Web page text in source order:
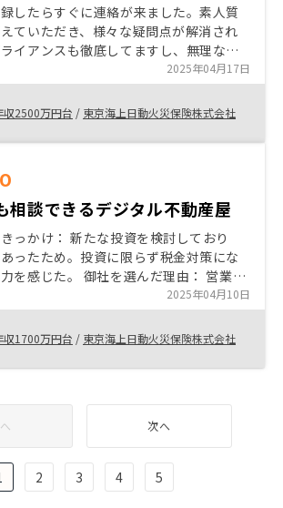
したらすぐに連絡が来ました。素人質
ていただき、様々な疑問点が解消され
イアンスも徹底してますし、無理な勧
がいいです。顧客の立場やニーズに合っ
ていただけます。信頼の蓄積が決め手
申し上げます。
2025年04月17日
収2500万円台 / 東京海上日動火災保険株式会社
相談できるデジタル不動産屋
っかけ： 新たな投資を検討しており
ったため。投資に限らず税金対策にな
を選んだ理由： 営業担
ィブな方が多い、親切丁寧な対応、アプ
すい等
2025年04月10日
収1700万円台 / 東京海上日動火災保険株式会社
次へ
2 3 4 5